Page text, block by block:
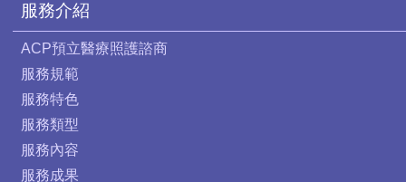
服務介紹
ACP預立醫療照護諮商
服務規範
服務特色
服務類型
服務內容
服務成果